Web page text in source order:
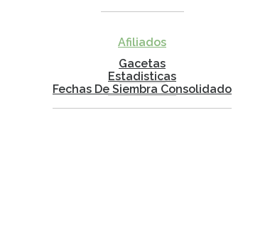
Afiliados
Gacetas
Estadisticas
Fechas De Siembra Consolidado